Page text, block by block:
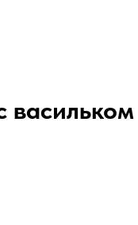
васильком